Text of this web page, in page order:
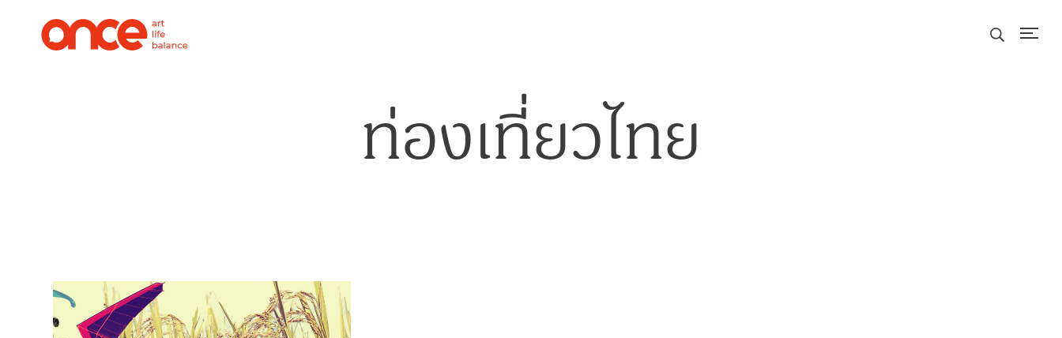
ท่องเที่ยวไทย